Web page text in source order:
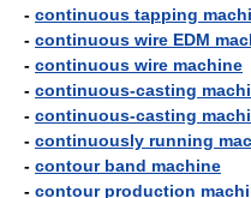
- continuous tapping
- continuous wire EDM
- continuous wire machine
- continuous-casting
- continuous-casting
- continuously running
- contour band machine
- contour production